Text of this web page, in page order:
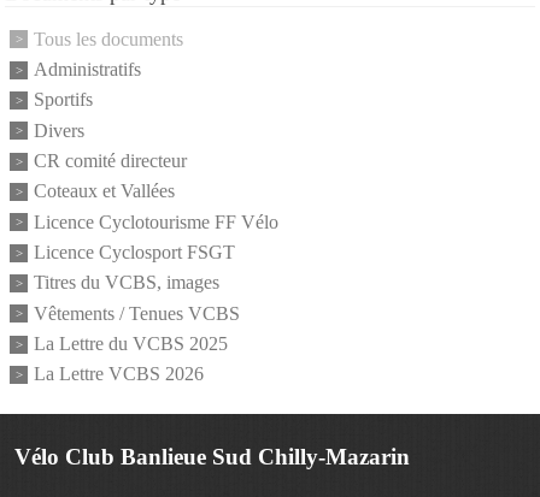
Tous les documents
Administratifs
Sportifs
Divers
CR comité directeur
Coteaux et Vallées
Licence Cyclotourisme FF Vélo
Licence Cyclosport FSGT
Titres du VCBS, images
Vêtements / Tenues VCBS
La Lettre du VCBS 2025
La Lettre VCBS 2026
Vélo Club Banlieue Sud Chilly-Mazarin